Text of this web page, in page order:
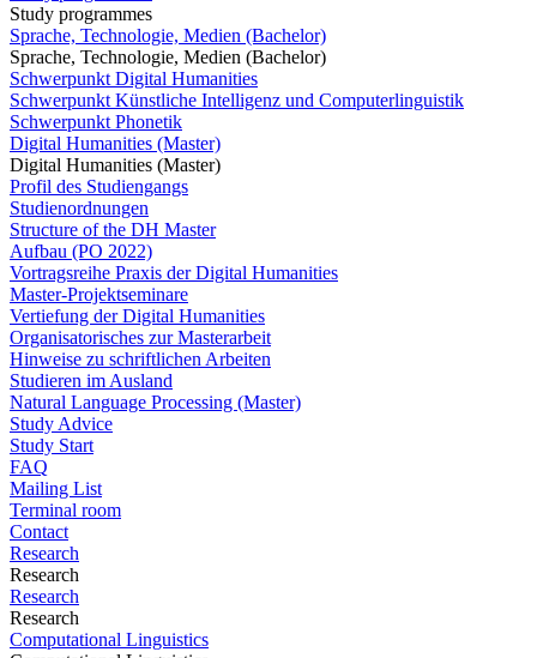
Study programmes
Sprache, Technologie, Medien (Bachelor)
Sprache, Technologie, Medien (Bachelor)
Schwerpunkt Digital Humanities
Schwerpunkt Künstliche Intelligenz und Computerlinguistik
Schwerpunkt Phonetik
Digital Humanities (Master)
Digital Humanities (Master)
Profil des Studiengangs
Studienordnungen
Structure of the DH Master
Aufbau (PO 2022)
Vortragsreihe Praxis der Digital Humanities
Master-Projektseminare
Vertiefung der Digital Humanities
Organisatorisches zur Masterarbeit
Hinweise zu schriftlichen Arbeiten
Studieren im Ausland
Natural Language Processing (Master)
Study Advice
Study Start
FAQ
Mailing List
Terminal room
Contact
Research
Research
Research
Research
Computational Linguistics